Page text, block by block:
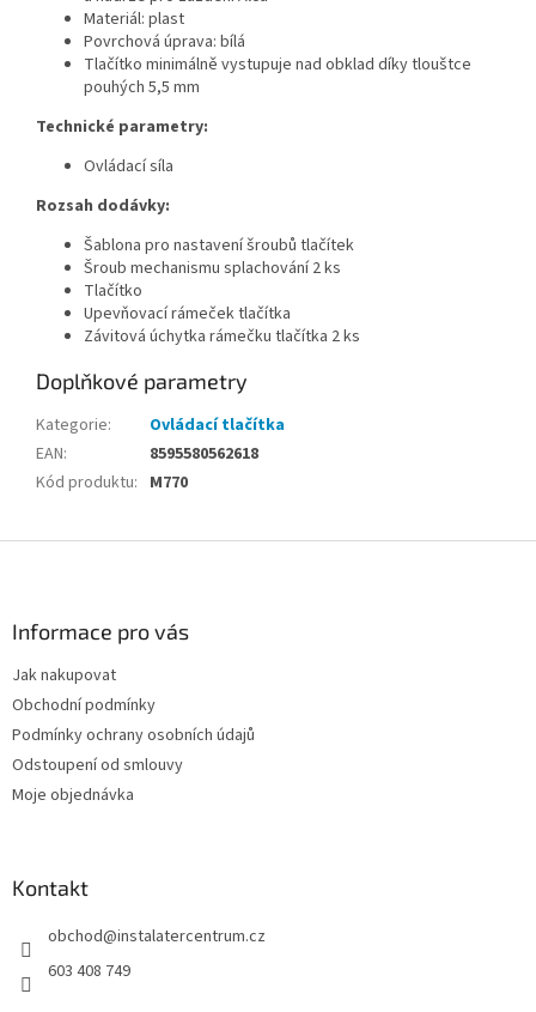
Materiál: plast
Povrchová úprava: bílá
Tlačítko minimálně vystupuje nad obklad díky tlouštce
pouhých 5,5 mm
Technické parametry:
Ovládací síla
Rozsah dodávky:
Šablona pro nastavení šroubů tlačítek
Šroub mechanismu splachování 2 ks
Tlačítko
Upevňovací rámeček tlačítka
Závitová úchytka rámečku tlačítka 2 ks
Doplňkové parametry
Kategorie:
Ovládací tlačítka
EAN:
8595580562618
Kód produktu: M770
Informace pro vás
Jak nakupovat
Obchodní podmínky
Podmínky ochrany osobních údajů
Odstoupení od smlouvy
Moje objednávka
Kontakt
obchod@instalatercentrum.cz
603 408 749